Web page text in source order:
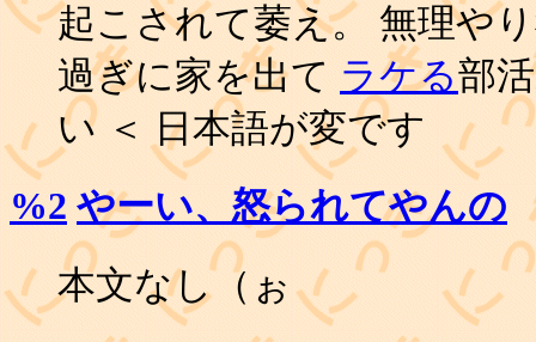
起こされて萎え。 無理や
過ぎに家を出て ラケる部
い ＜ 日本語が変です
%2 やーい、怒られてやんの
本文なし（ぉ